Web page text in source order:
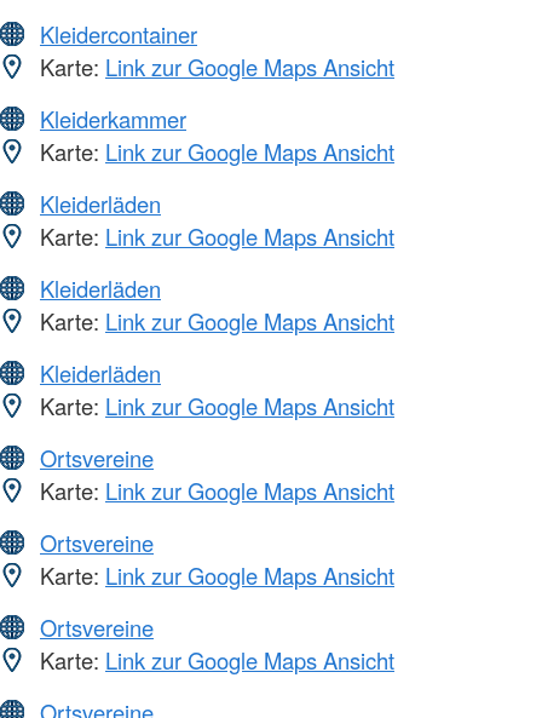
Kleidercontainer
Karte: Link zur Google Maps Ansicht
Kleiderkammer
Karte: Link zur Google Maps Ansicht
Kleiderläden
Karte: Link zur Google Maps Ansicht
Kleiderläden
Karte: Link zur Google Maps Ansicht
Kleiderläden
Karte: Link zur Google Maps Ansicht
Ortsvereine
Karte: Link zur Google Maps Ansicht
Ortsvereine
Karte: Link zur Google Maps Ansicht
Ortsvereine
Karte: Link zur Google Maps Ansicht